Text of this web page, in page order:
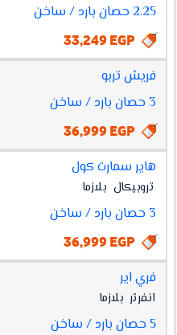
2.25 حصان بارد / ساخن
33,249 EGP
فريش تربو
3 حصان بارد / ساخن
36,999 EGP
هاير سمارت كول
تروبيكال بلازما
3 حصان بارد / ساخن
36,999 EGP
فري اير
انفرتر بلازما
5 حصان بارد / ساخن